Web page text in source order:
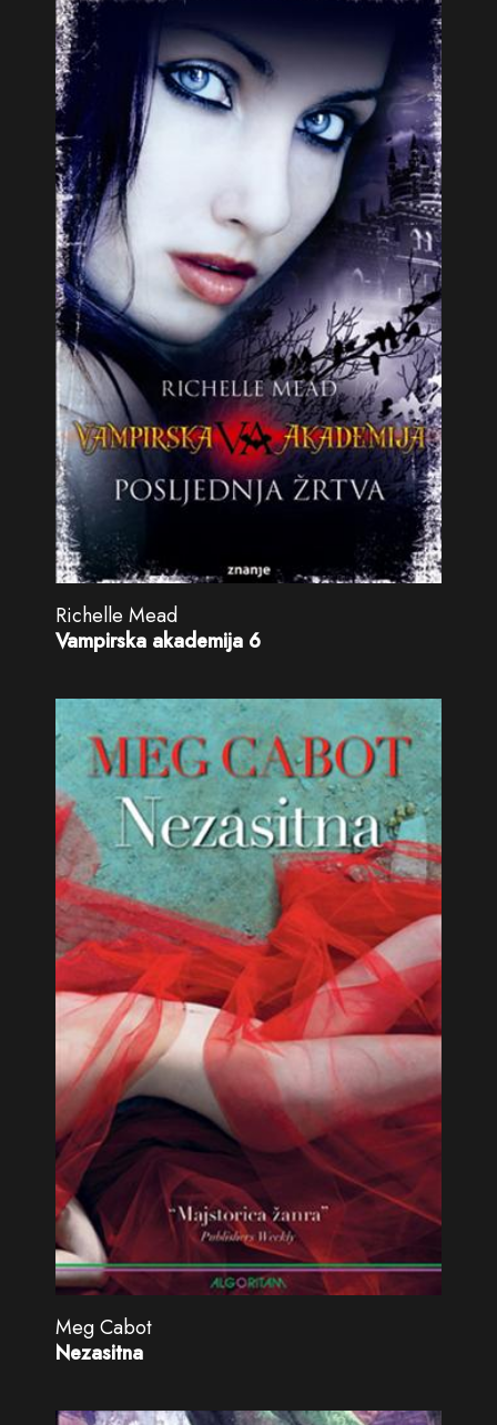
Richelle Mead
Vampirska akademija 6
Meg Cabot
Nezasitna